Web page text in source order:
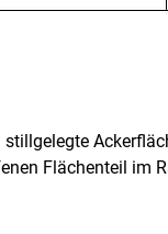
stillgelegte
Flächenteil im